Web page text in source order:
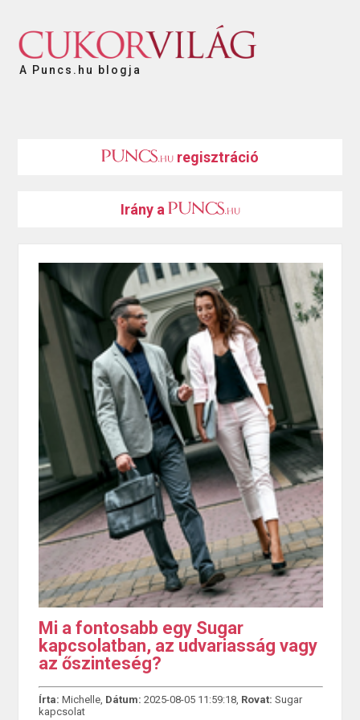
A Puncs.hu blogja
regisztráció
Irány a
Mi a fontosabb egy Sugar
kapcsolatban, az udvariasság vagy
az őszinteség?
Írta: Michelle, Dátum: 2025-08-05 11:59:18, Rovat: Sugar
kapcsolat